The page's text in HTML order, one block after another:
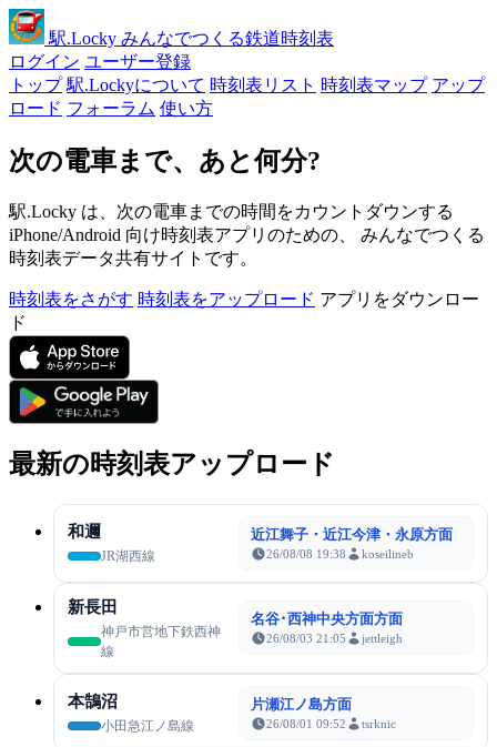
駅.Locky みんなでつくる鉄道時刻表
ログイン ユーザー登録
トップ 駅.Lockyについて 時刻表リスト 時刻表マップ アップ
ロード フォーラム 使い方
次の電車まで、あと何分?
駅.Locky は、次の電車までの時間をカウントダウンする
iPhone/Android 向け時刻表アプリのための、 みんなでつくる
時刻表データ共有サイトです。
時刻表をさがす 時刻表をアップロード アプリをダウンロー
ド
最新の時刻表アップロード
和邇
JR湖西線
近江舞子・近江今津・永原方面
26/08/08 19:38 koseilineb
新長田
神戸市営地下鉄西神
線
名谷･西神中央方面方面
26/08/03 21:05 jettleigh
本鵠沼
小田急江ノ島線
片瀬江ノ島方面
26/08/01 09:52 tsrknic